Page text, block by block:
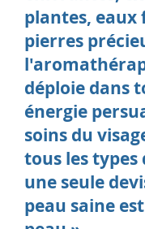
plantes, eaux
pierres
déploie dans
énergie
soins du
tous les types
une seule
peau saine